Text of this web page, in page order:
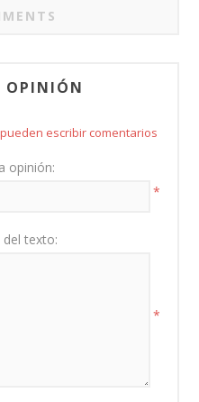
OPINIÓN
escribir comentarios
opinión:
*
del texto:
*